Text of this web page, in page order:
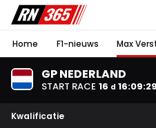
Home F1-nieuws Max
GP NEDERLAND
START RACE 16 d 16:09:28
Kwalificatie